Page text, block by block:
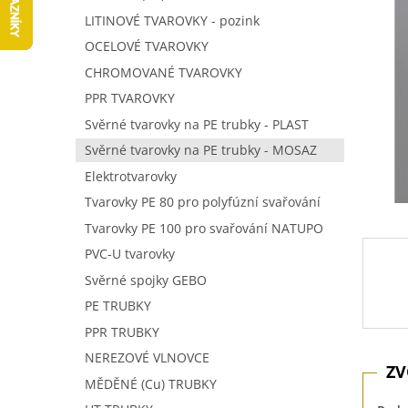
LITINOVÉ TVAROVKY - pozink
OCELOVÉ TVAROVKY
CHROMOVANÉ TVAROVKY
PPR TVAROVKY
Svěrné tvarovky na PE trubky - PLAST
Svěrné tvarovky na PE trubky - MOSAZ
Elektrotvarovky
Tvarovky PE 80 pro polyfúzní svařování
Tvarovky PE 100 pro svařování NATUPO
PVC-U tvarovky
Svěrné spojky GEBO
PE TRUBKY
PPR TRUBKY
NEREZOVÉ VLNOVCE
MĚDĚNÉ (Cu) TRUBKY